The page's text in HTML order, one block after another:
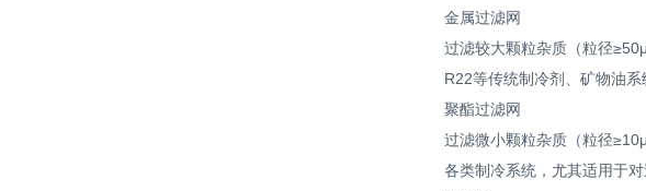
金属过滤网
过滤较大颗粒杂质（粒径
R22等传统制冷剂、矿物油系
聚酯过滤网
过滤微小颗粒杂质（粒径
各类制冷系统，尤其适用于对